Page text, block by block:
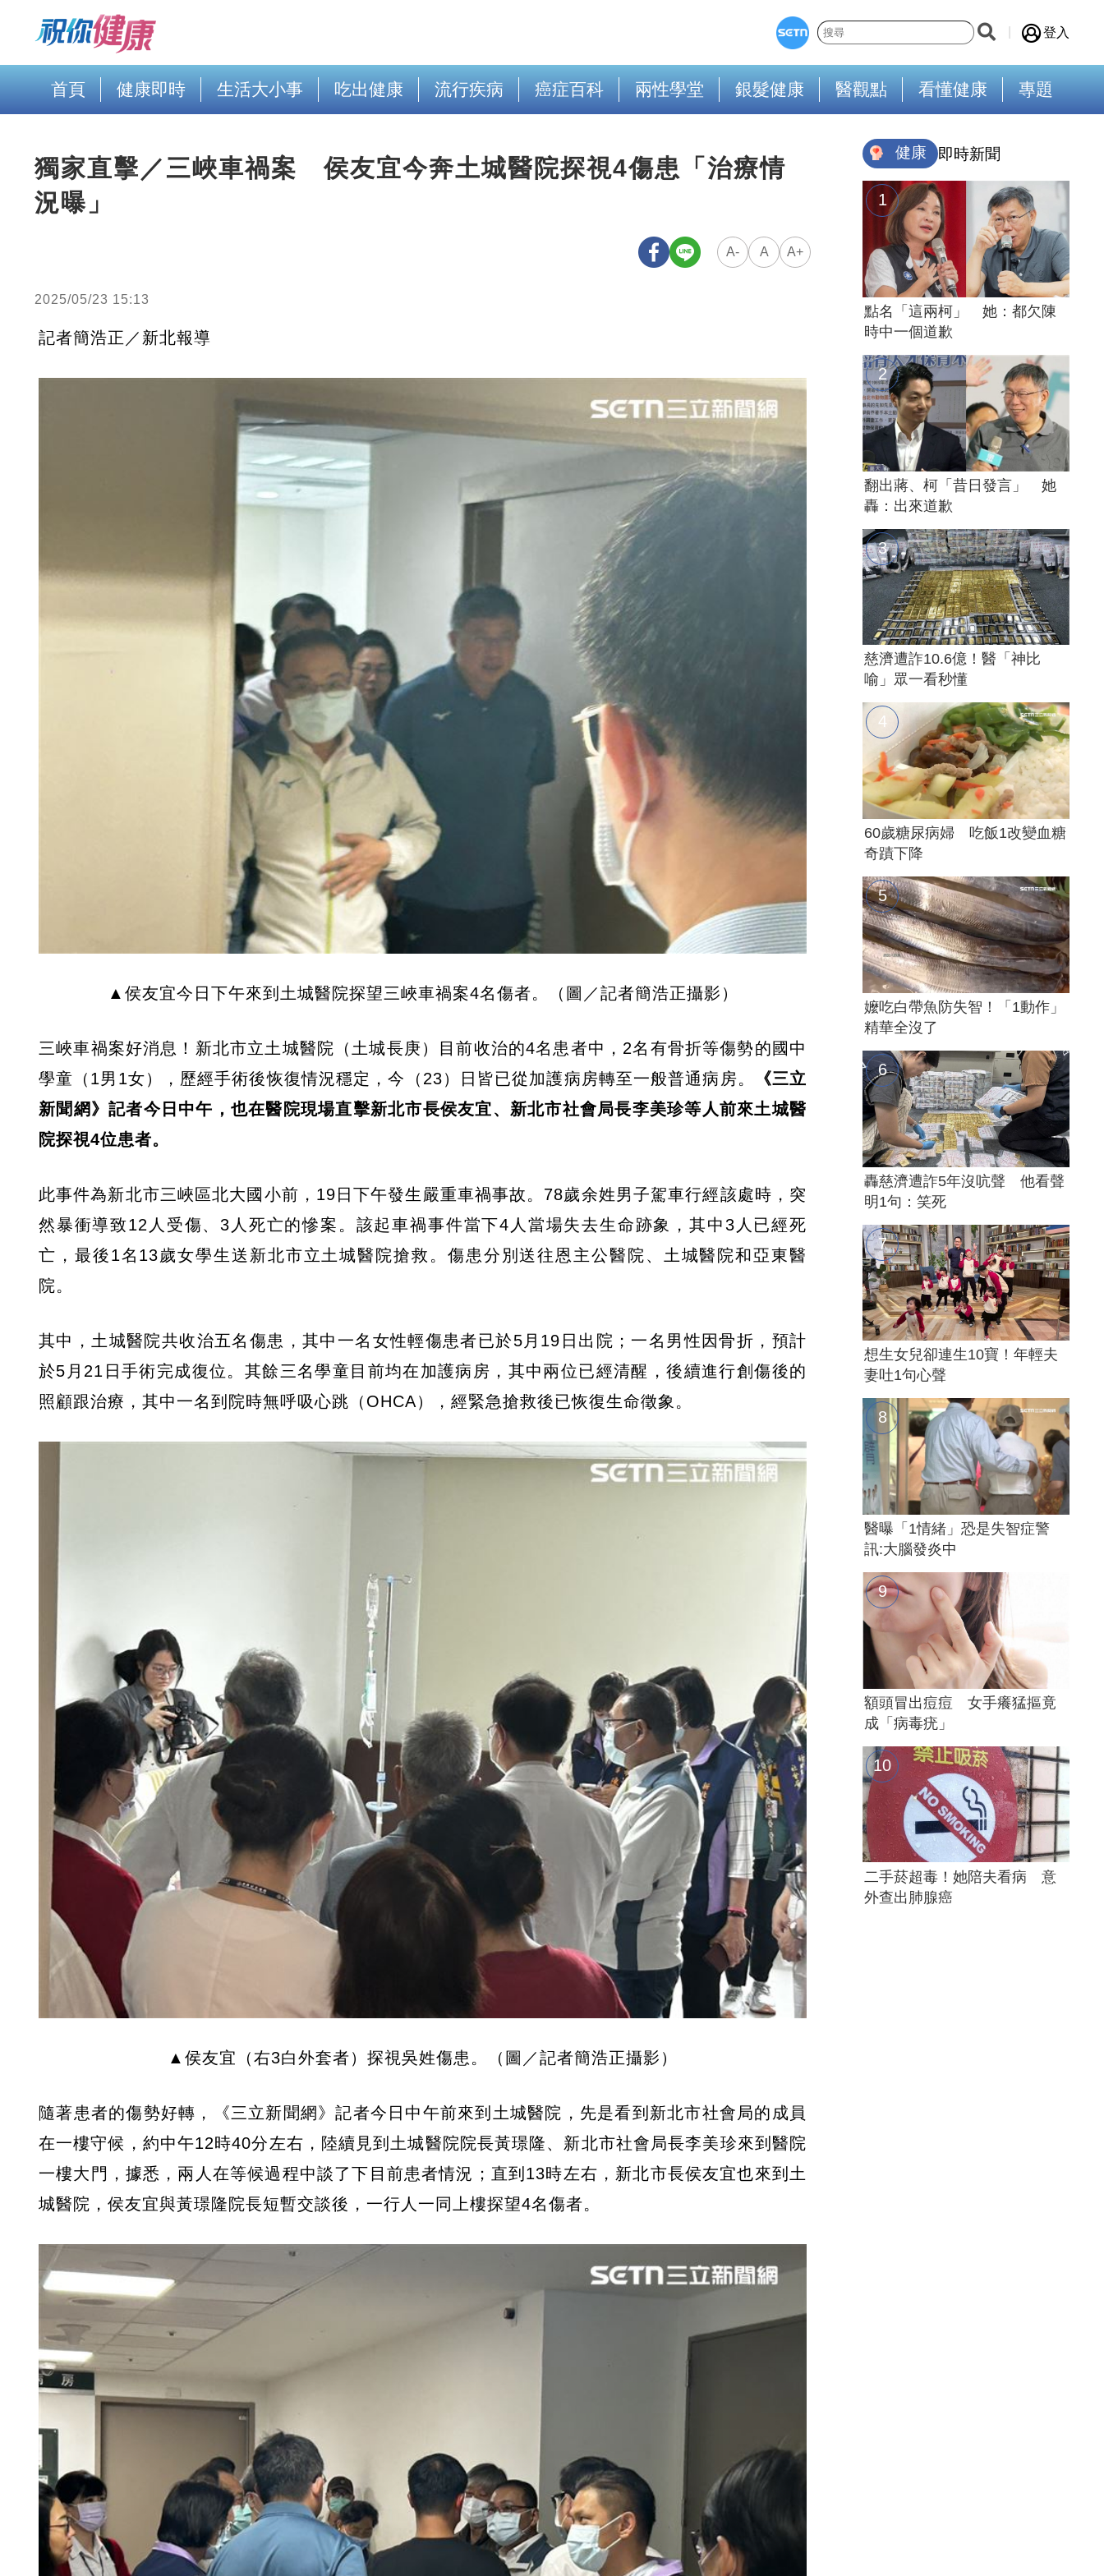
登入
首頁 健康即時 生活大小事 吃出健康 流行疾病 癌症百科 兩性學堂 銀髮健康 醫觀點 看懂健康 專題
獨家直擊／三峽車禍案 侯友宜今奔土城醫院探視4傷患「治療情
況曝」
A- A A+
2025/05/23 15:13
記者簡浩正／新北報導
▲侯友宜今日下午來到土城醫院探望三峽車禍案4名傷者。（圖／記者簡浩正攝影）
三峽車禍案好消息！新北市立土城醫院（土城長庚）目前收治的4名患者中，2名有骨折等傷勢的國中
學童（1男1女），歷經手術後恢復情況穩定，今（23）日皆已從加護病房轉至一般普通病房。
《三立
新聞網》記者今日中午，也在醫院現場直擊新北市長侯友宜、新北市社會局長李美珍等人前來土城醫
院探視4位患者。
此事件為新北市三峽區北大國小前，19日下午發生嚴重車禍事故。78歲余姓男子駕車行經該處時，突
然暴衝導致12人受傷、3人死亡的慘案。該起車禍事件當下4人當場失去生命跡象，其中3人已經死
亡，最後1名13歲女學生送新北市立土城醫院搶救。傷患分別送往恩主公醫院、土城醫院和亞東醫
院。
其中，土城醫院共收治五名傷患，其中一名女性輕傷患者已於5月19日出院；一名男性因骨折，預計
於5月21日手術完成復位。其餘三名學童目前均在加護病房，其中兩位已經清醒，後續進行創傷後的
照顧跟治療，其中一名到院時無呼吸心跳（OHCA），經緊急搶救後已恢復生命徵象。
▲侯友宜（右3白外套者）探視吳姓傷患。（圖／記者簡浩正攝影）
隨著患者的傷勢好轉，《三立新聞網》記者今日中午前來到土城醫院，先是看到新北市社會局的成員
在一樓守候，約中午12時40分左右，陸續見到土城醫院院長黃璟隆、新北市社會局長李美珍來到醫院
一樓大門，據悉，兩人在等候過程中談了下目前患者情況；直到13時左右，新北市長侯友宜也來到土
城醫院，侯友宜與黃璟隆院長短暫交談後，一行人一同上樓探望4名傷者。
健康 即時新聞
點名「這兩柯」 她：都欠陳
時中一個道歉
翻出蔣、柯「昔日發言」 她
轟：出來道歉
慈濟遭詐10.6億！醫「神比
喻」眾一看秒懂
60歲糖尿病婦 吃飯1改變血糖
奇蹟下降
嬤吃白帶魚防失智！「1動作」
精華全沒了
轟慈濟遭詐5年沒吭聲 他看聲
明1句：笑死
想生女兒卻連生10寶！年輕夫
妻吐1句心聲
醫曝「1情緒」恐是失智症警
訊:大腦發炎中
額頭冒出痘痘 女手癢猛摳竟
成「病毒疣」
二手菸超毒！她陪夫看病 意
外查出肺腺癌